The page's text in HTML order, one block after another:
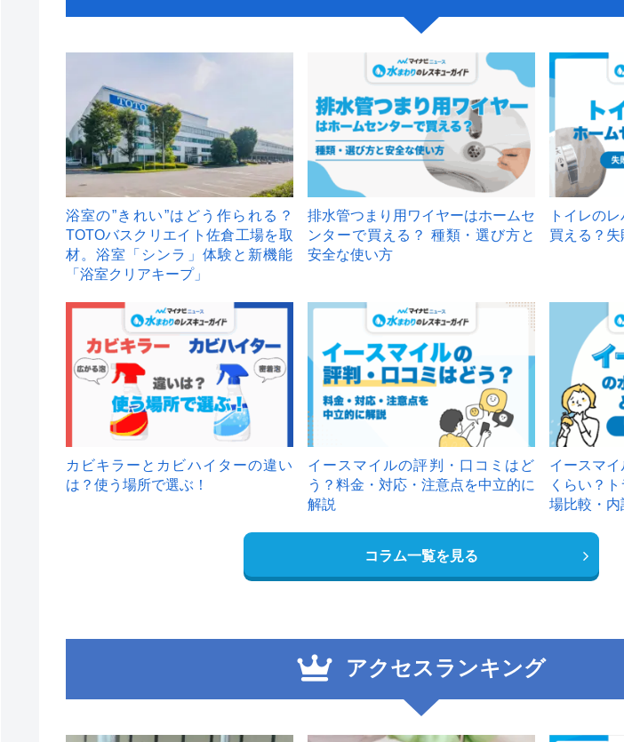
浴室の”きれい”はどう作られる？
TOTOバスクリエイト佐倉工場を取
材。浴室「シンラ」体験と新機能
「浴室クリアキープ」
排水管つまり用ワイヤーはホームセ
ンターで買える？ 種類・選び方と
安全な使い方
トイレの
買える？
カビキラーとカビハイターの違い
は？使う場所で選ぶ！
イースマイルの評判・口コミはど
う？料金・対応・注意点を中立的に
解説
イースマ
くらい？
場比較・内
コラム一覧を見る
アクセスランキング